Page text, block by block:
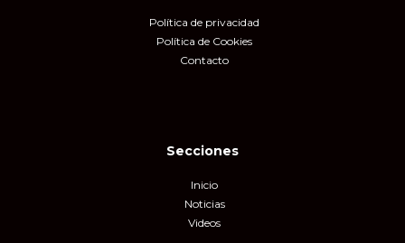
Política de privacidad
Política de Cookies
Contacto
Secciones
Inicio
Noticias
Videos